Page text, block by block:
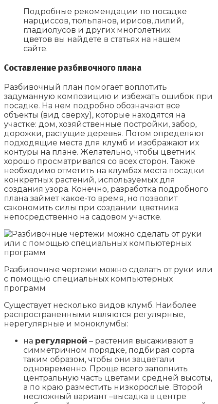
Подробные рекомендации по посадке
нарциссов, тюльпанов, ирисов, лилий,
гладиолусов и других многолетних
цветов вы найдете в статьях на нашем
сайте.
Составление разбивочного плана
Разбивочный план помогает воплотить
задуманную композицию и избежать ошибок при
посадке. На нем подробно обозначают все
объекты (вид сверху), которые находятся на
участке: дом, хозяйственные постройки, забор,
дорожки, растущие деревья. Потом определяют
подходящие места для клумб и изображают их
контуры на плане. Желательно, чтобы цветник
хорошо просматривался со всех сторон. Также
необходимо отметить на клумбах места посадки
конкретных растений, используемых для
создания узора. Конечно, разработка подробного
плана займет какое-то время, но позволит
сэкономить силы при создании цветника
непосредственно на садовом участке.
Разбивочные чертежи можно сделать от руки или
с помощью специальных компьютерных
программ
Существует несколько видов клумб. Наиболее
распространенными являются регулярные,
нерегулярные и моноклумбы:
на регулярной – растения высаживают в
симметричном порядке, подбирая сорта
таким образом, чтобы они зацветали
одновременно. Проще всего заполнить
центральную часть цветами средней высоты,
а по краю разместить низкорослые. Второй
несложный вариант –высадка в центре